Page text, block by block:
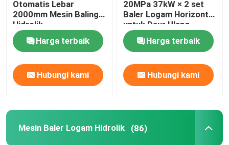
Otomatis Lebar
2000mm Mesin Baling
Hidrolik
Harga terbaik
Hubungi kami
20MPa 37kW × 2 set
Baler Logam Horizontal
untuk Daur Ulang
Logam Rongsokan
BeratHarga terbaik
Hubungi kami
Mesin Baler Logam Hidrolik (86)